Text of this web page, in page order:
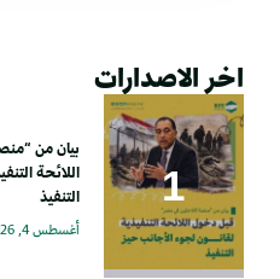
اخر الاصدارات
بيان من
اللائحة
التنفيذ
أغسطس 4, 2026